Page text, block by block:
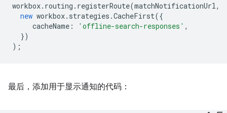
workbox. routing . registerRoute(matchNotificationUrl ,
new workbox. strategies .CacheFirst({
cacheName : 'offline-search-responses' ,
})
);
最后，添加用于显示通知的代码：